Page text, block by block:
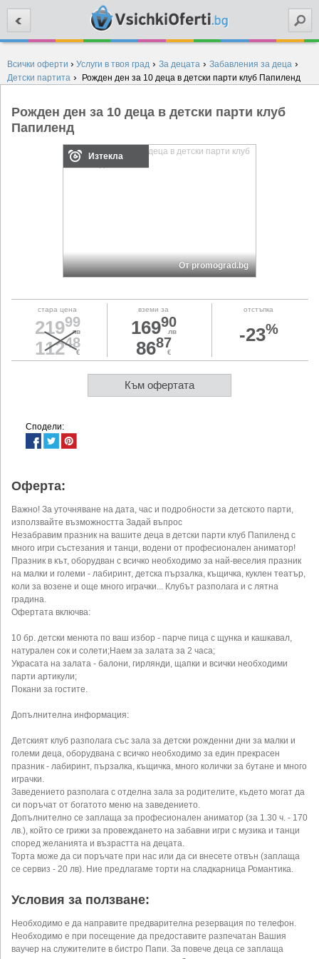
Всички оферти › Услуги в твоя град › За децата › Забавления за деца ›
Детски партита › Рожден ден за 10 деца в детски парти клуб Папиленд
Рожден ден за 10 деца в детски парти клуб
Папиленд
Изтекла
От promograd.bg
стара цена
21999
лв
11248
€
вземи за
16990
лв
8687
€
отстъпка
-23%
Към офертата
Сподели:
Оферта:
Важно! За уточняване на дата, час и подробности за детското парти,
използвайте възможността Задай въпрос
Незабравим празник на вашите деца в детски парти клуб Папиленд с
много игри състезания и танци, водени от професионален аниматор!
Празник в кът, оборудван с всичко необходимо за най-веселия празник
на малки и големи - лабиринт, детска пързалка, къщичка, куклен театър,
коли за возене и още много играчки... Клубът разполага и с лятна
градина.
Офертата включва:
10 бр. детски менюта по ваш избор - парче пица с щунка и кашкавал,
натурален сок и солети;Наем за залата за 2 часа;
Украсата на залата - балони, гирлянди, щапки и всички необходими
парти артикули;
Покани за гостите.
Допълнителна информация:
Детският клуб разполага със зала за детски рожденни дни за малки и
големи деца, оборудвана с всичко необходимо за един прекрасен
празник - лабиринт, пързалка, къщичка, много колички за бутане и много
играчки.
Заведението разполага с отделна зала за родителите, където могат да
си поръчат от богатото меню на заведението.
Допълнително се заплаща за професионален аниматор (за 1.30 ч. - 170
лв.), който се грижи за провеждането на забавни игри с музика и танци
според желанията и възрастта на децата.
Торта може да си поръчате при нас или да си внесете отвън (заплаща
се сервиз - 20 лв). Ние предлагаме торти на сладкарница Романтика.
Условия за ползване:
Необходимо е да направите предварителна резервация по телефон.
Необходимо е при посещение да предоставите разпечатан Вашия
ваучер на служителите в бистро Папи. За повече деца се заплаща